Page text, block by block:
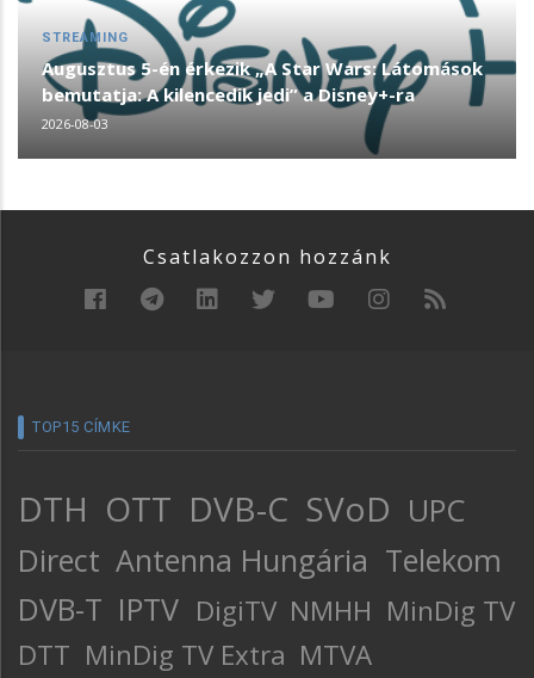
STREAMING
Augusztus 5-én érkezik „A Star Wars: Látomások
bemutatja: A kilencedik jedi” a Disney+-ra
2026-08-03
Csatlakozzon hozzánk
TOP15 CÍMKE
DTH OTT DVB-C SVoD UPC
Direct Antenna Hungária Telekom
DVB-T IPTV DigiTV NMHH MinDig TV
DTT MinDig TV Extra MTVA